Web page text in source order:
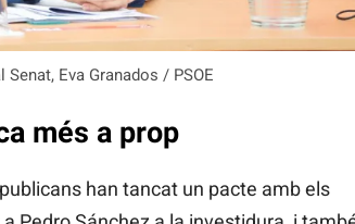
Eva Granados / PSOE
més a prop
han tancat un pacte amb els